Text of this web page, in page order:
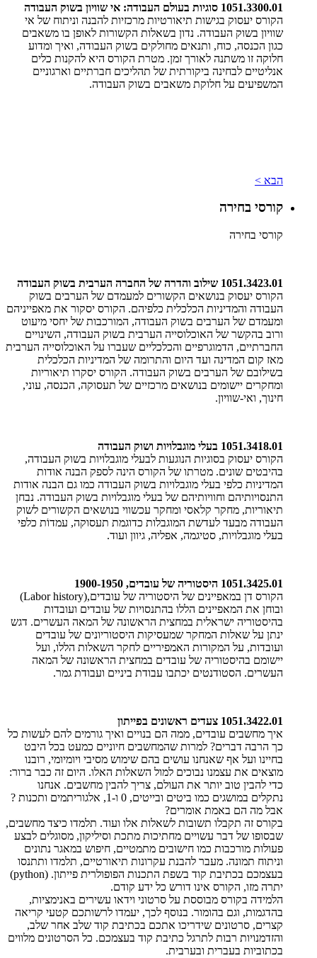
1051.3300.01 סוגיות בעולם העבודה: אי שוויון בשוק העבודה
הקורס יעסוק בגישות תיאורטיות מרכזיות להבנה וניתוח של אי
שוויון בשוק העבודה. נדון בשאלות הקשורות לאופן בו משאבים
כגון הכנסה, כוח, ותנאים מחולקים בשוק העבודה, ואיך ומדוע
חלוקה זו משתנה לאורך זמן. מטרת הקורס היא להקנות כלים
אנליטיים לבחינה ביקורתית של תהליכים חברתיים וארגוניים
המשפיעים על חלוקת משאבים בשוק העבודה.
הבא >
קורסי בחירה
קורסי בחירה
1051.3423.01 שילוב והדרה של החברה הערבית בשוק העבודה
הקורס יעסוק בנושאים הקשורים למעמדם של הערבים בשוק
העבודה והמדיניות הכלכלית כלפיהם. הקורס יסקור את מאפייניהם
ומעמדם של הערבים בשוק העבודה, המורכבות של יחסי מיעוט
ורוב בהקשר של האוכלוסייה הערבית בשוק העבודה, השינויים
החברתיים, הדמוגרפיים והכלכליים שעברו על האוכלוסייה הערבית
מאז קום המדינה ועד היום והתרומה של המדיניות הכלכלית
בשילובם של הערבים בשוק העבודה. הקורס יסקרו תיאוריות
ומחקרים יישומים בנושאים מרכזיים של תעסוקה, הכנסה, עוני,
חינוך, ואי-שוויון.
1051.3418.01 בעלי מוגבלויות ושוק העבודה
הקורס יעסוק בסוגיות הנוגעות לבעלי מוגבלויות בשוק העבודה,
בהיבטים שונים. מטרתו של הקורס הינה לספק הבנה אודות
המדיניות כלפי בעלי מוגבלויות בשוק העבודה כמו גם הבנה אודות
התנסויותיהם וחוויותיהם של בעלי מוגבלויות בשוק העבודה. נבחן
תיאוריות, מחקר קלאסי ומחקר עכשווי בנושאים הקשורים לשוק
העבודה מבעד לעדשת המוגבלות כדוגמת תעסוקה, עמדוֹת כלפי
בעלי מוגבלויות, סטיגמה, אפליה, גיוון ועוד.
1051.3425.01 היסטוריה של עובדים, 1900-1950
הקורס דן במאפיינים של היסטוריה של עובדים(Labor history),
ובוחן את המאפיינים הללו בהתנסויות של עובדים ועובדות
בהיסטוריה ישראלית במחצית הראשונה של המאה העשרים. דגש
ינתן על שאלות המחקר שמעסיקות היסטוריונים של עובדים
ועובדות, על המקורות האמפיריים לחקר השאלות הללו, ועל
יישומם בהיסטוריה של עובדים במחצית הראשונה של המאה
העשרים. הסטודנטים יכתבו עבודת ביניים ועבודת גמר.
1051.3422.01 צעדים ראשונים בפייתון
איך מחשבים עובדים, ממה הם בנויים ואיך גורמים להם לעשות כל
כך הרבה דברים? למרות שהמחשבים חיוניים כמעט בכל היבט
בחיינו ועל אף שאנחנו עושים בהם שימוש מסיבי ויומיומי, רובנו
מוצאים את עצמנו נבוכים למול השאלות האלו. היום זה כבר ברור:
כדי להבין טוב יותר את העולם, צריך להבין מחשבים. אנחנו
נתקלים במושגים כמו ביטים ובייטים, 0 ו-1, אלגוריתמים ותכנות ?
אבל מה הם באמת אומרים?
בקורס זה תקבלו תשובות לשאלות אלו ועוד. תלמדו כיצד מחשבים,
שבסופו של דבר עשויים מחתיכות מתכת וסיליקון, מסוגלים לבצע
פעולות מורכבות כמו חישובים מתמטיים, חיפוש במאגר נתונים
וניתוח תמונה. מעבר להבנת עקרונות תיאורטיים, תלמדו ותתנסו
בעצמכם בכתיבת קוד בשפת התכנות הפופולרית פייתון. (python)
יתרה מזו, הקורס אינו דורש כל ידע קודם.
הלמידה בקורס מבוססת על סרטוני וידאו עשירים באנימציות,
בהדגמות, וגם בהומור. בנוסף לכך, יעמדו לרשותכם קטעי קריאה
קצרים, סרטונים שידריכו אתכם בכתיבת קוד שלב אחר שלב,
והזדמנויות רבות לתרגל כתיבת קוד בעצמכם. כל הסרטונים מלווים
בכתוביות בעברית ובערבית.